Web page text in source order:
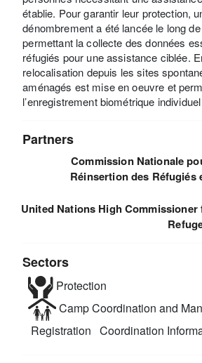
établie. Pour garantir leur protection,
dénombrement a été lancée le long
permettant la collecte des données
réfugiés pour une assistance ciblée.
relocalisation depuis les sites
aménagés est mise en oeuvre et
l’enregistrement biométrique
Partners
Commission Nationale
Réinsertion des Réfugiés
United Nations High Commissioner
Sectors
Protection
Camp Coordination and
Registration Coordination